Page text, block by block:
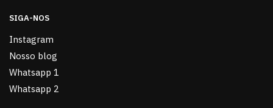
SIGA-NOS
Instagram
Nosso blog
Whatsapp 1
Whatsapp 2